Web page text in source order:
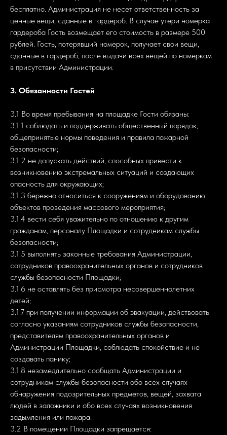
бесплатно. Администрация не несет ответственность за
ценные вещи, сданные в гардероб. В случае утери номерка
гардероба Гость возмещает его стоимость в размере 500
рублей. Гость, потерявший номерок, получает свои вещи,
сданные в гардероб, после выдачи всех вещей по номеркам
в присутствии Администрации.
3. Обязанности Гостей
3.1 Во время пребывания на площадке Гости обязаны:
3.1.1 соблюдать и поддерживать общественный порядок,
общепринятые нормы поведения и правила пожарной
безопасности;
3.1.2 не допускать действий, способных привести к
возникновению экстремальных ситуаций и создающих
опасность для окружающих;
3.1.3 бережно относиться к сооружениям и оборудованию
объектов проведения массового мероприятия;
3.1.4 вести себя уважительно по отношению к другим
гражданам, персоналу Площадки и сотрудникам службы
безопасности;
3.1.5 выполнять законные требования Администрации,
сотрудников правоохранительных органов и сотрудников
службы безопасности Площадки;
3.1.6 не оставлять без присмотра несовершеннолетних
детей;
3.1.7 при получении информации об эвакуации, действовать
согласно указаниям сотрудников службы безопасности,
представителям правоохранительных органов и
Администрации Площадки, соблюдать спокойствие и не
создавать панику;
3.1.8 незамедлительно сообщать Администрации и
сотрудникам службы безопасности обо всех случаях
обнаружения подозрительных предметов, вещей, захвата
людей в заложники и обо всех случаях возникновения
задымления или пожара.
3.2 В помещении Площадки запрещается: